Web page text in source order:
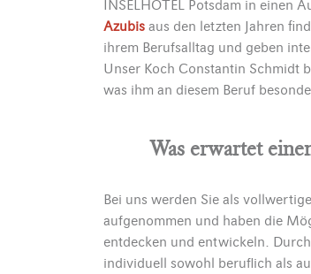
INSELHOTEL Potsdam in einen
Azubis aus den letzten Jahren
ihrem Berufsalltag und geben
Unser Koch Constantin Schmidt
was ihm an diesem Beruf
Was erwartet
Bei uns werden Sie als
aufgenommen und haben die
entdecken und entwickeln.
individuell sowohl beruflich als